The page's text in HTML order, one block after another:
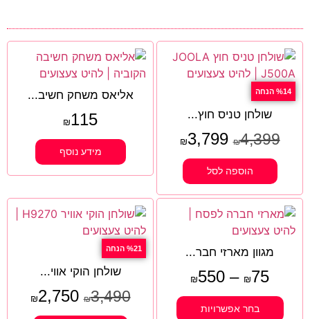
%14 הנחה
שולחן טניס חוץ...
₪4,399
₪3,799
הוספה לסל
אליאס משחק חשיב...
₪115
מידע נוסף
מגוון מארזי חבר...
₪75
–
₪550
בחר אפשרויות
%21 הנחה
שולחן הוקי אווי...
₪3,490
₪2,750